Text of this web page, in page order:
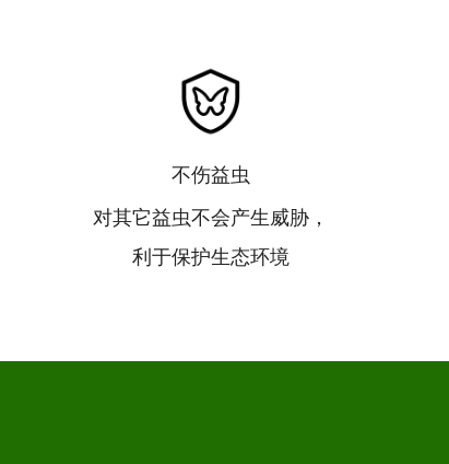
不伤益虫
对其它益虫不会产生威胁，
利于保护生态环境